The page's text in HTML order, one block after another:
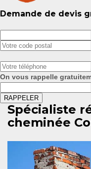
Demande de devis
On vous rappelle
Spécialiste
cheminée